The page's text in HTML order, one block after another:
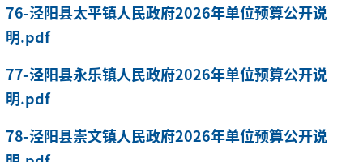
76-泾阳县太平镇人民政府2026年单位预算公开说
明.pdf
77-泾阳县永乐镇人民政府2026年单位预算公开说
明.pdf
78-泾阳县崇文镇人民政府2026年单位预算公开说